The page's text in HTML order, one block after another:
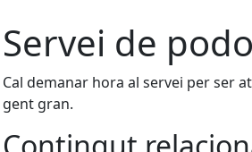
Servei de
Cal demanar hora al servei per ser
gent gran.